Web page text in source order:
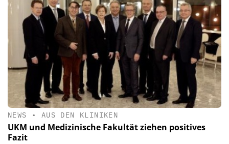
NEWS • AUS DEN KLINIKEN
UKM und Medizinische Fakultät ziehen positives
Fazit